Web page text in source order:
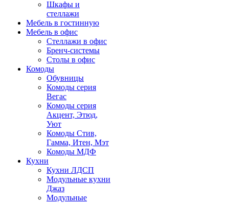
Шкафы и
стеллажи
Мебель в гостинную
Мебель в офис
Стеллажи в офис
Бренч-системы
Столы в офис
Комоды
Обувницы
Комоды серия
Вегас
Комоды серия
Акцент, Этюд,
Уют
Комоды Стив,
Гамма, Итен, Мэт
Комоды МДФ
Кухни
Кухни ЛДСП
Модульные кухни
Джаз
Модульные